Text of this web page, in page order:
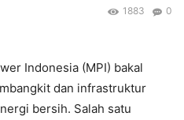
0
1883
Indonesia (MPI) bakal
dan infrastruktur
bersih. Salah satu